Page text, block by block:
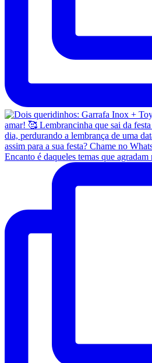
Encanto é daqueles temas que agradam